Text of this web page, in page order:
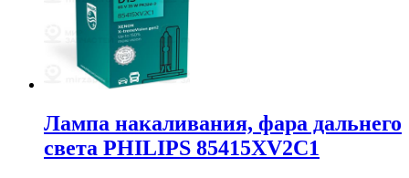
Лампа накаливания, фара дальнего
света PHILIPS 85415XV2C1